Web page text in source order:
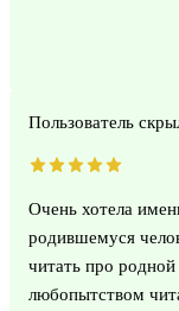
Пользователь
Очень хотела
родившемуся
читать про
любопытством